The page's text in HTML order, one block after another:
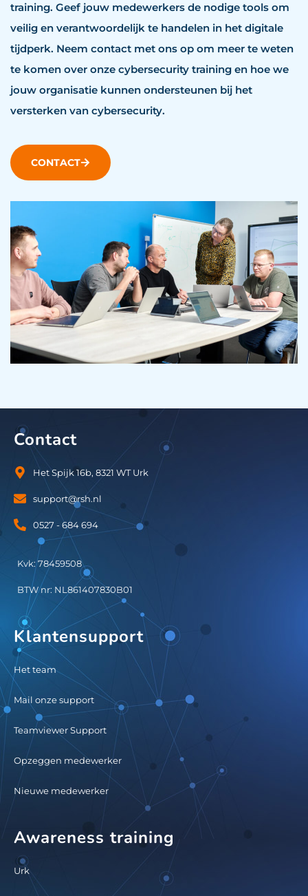
training. Geef jouw medewerkers de nodige tools om
veilig en verantwoordelijk te handelen in het digitale
tijdperk. Neem contact met ons op om meer te weten
te komen over onze cybersecurity training en hoe we
jouw organisatie kunnen ondersteunen bij het
versterken van cybersecurity.
CONTACT
Contact
Het Spijk 16b, 8321 WT Urk
support@rsh.nl
0527 - 684 694
Kvk: 78459508
BTW nr: NL861407830B01
Klantensupport
Het team
Mail onze support
Teamviewer Support
Opzeggen medewerker
Nieuwe medewerker
Awareness training
Urk